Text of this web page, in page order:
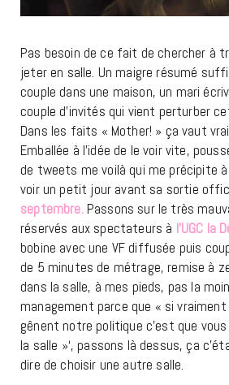
Pas besoin de ce fait de chercher à
jeter en salle. Un maigre résumé
couple dans une maison, un mari
couple d’invités qui vient perturber
Dans les faits « Mother! » ça vaut
Emballée à l’idée de le voir vite,
de tweets me voilà qui me précipite
voir un petit jour avant sa sortie
septembre.Passons sur le très
réservés aux spectateurs à l’UGC la
bobine avec une VF diffusée puis
de 5 minutes de métrage, remise à
dans la salle, à mes pieds, pas la
management parce que « si
gênent notre politique c’est que vous
la salle »‘, passons là dessus, ça
dire de choisir une autre salle.